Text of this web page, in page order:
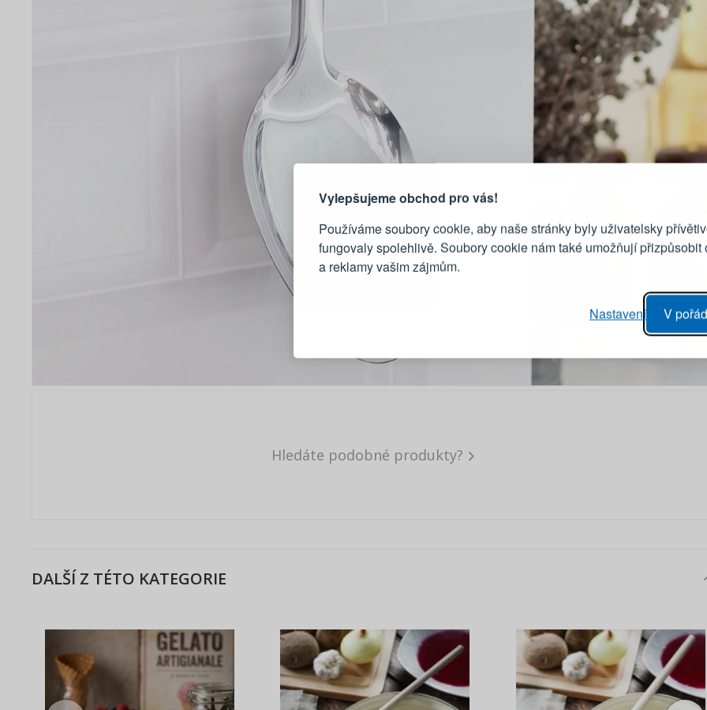
Vylepšujeme obchod pro vás!
Používáme soubory cookie, aby naše stránky byly uživatelsky
fungovaly spolehlivě. Soubory cookie nám také umožňují přizpůsobit
a reklamy vašim zájmům.
V
Nastavení
Hledáte podobné produkty?
DALŠÍ Z TÉTO KATEGORIE
Zde je důvod, proč se vyplatí
vytvořit účet
Živý náhled na změny v objednávce
PŘIHLÁŠENÍ
Emailová adresa
PŘIHLÁSIT
Připomenutí